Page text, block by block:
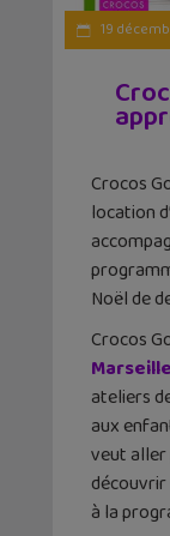
19
Crocos
location
Noël de
Crocos
Marseille
ateliers
aux
veut
découvrir
à la